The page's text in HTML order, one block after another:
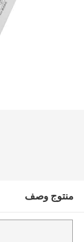
منتوج وصف